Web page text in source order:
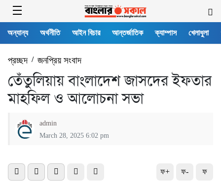
অন্যান্য অর্থনীতি আইন বিচার আন্তর্জাতিক ক্যাম্পাস খেলাধুলা
প্রচ্ছদ/ জনপ্রিয় সংবাদ
তেঁতুলিয়ায় বাংলাদেশ জাসদের ইফতার
মাহফিল ও আলোচনা সভা
admin
March 28, 2025 6:02 pm
ফ+ ফ- ফ